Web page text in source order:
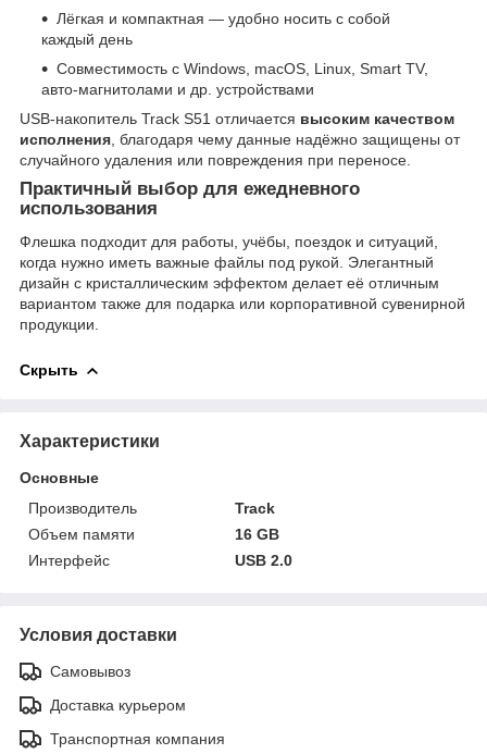
Лёгкая и компактная — удобно носить с собой
каждый день
Совместимость с Windows, macOS, Linux, Smart TV,
авто-магнитолами и др. устройствами
USB-накопитель Track S51 отличается высоким качеством
исполнения, благодаря чему данные надёжно защищены от
случайного удаления или повреждения при переносе.
Практичный выбор для ежедневного
использования
Флешка подходит для работы, учёбы, поездок и ситуаций,
когда нужно иметь важные файлы под рукой. Элегантный
дизайн с кристаллическим эффектом делает её отличным
вариантом также для подарка или корпоративной сувенирной
продукции.
Скрыть
Характеристики
Основные
Производитель
Track
Объем памяти
16 GB
Интерфейс
USB 2.0
Условия доставки
Самовывоз
Доставка курьером
Транспортная компания